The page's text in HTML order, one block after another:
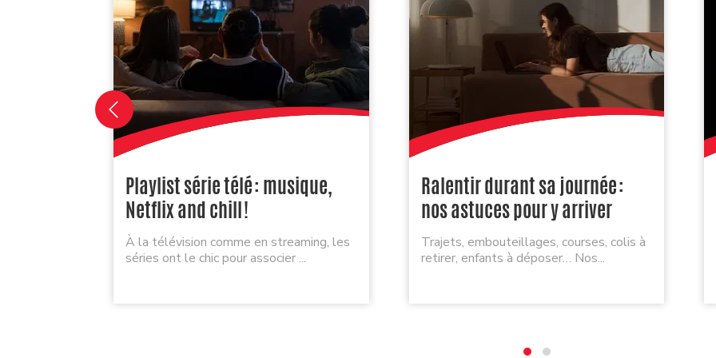
Playlist série télé : musique,
Netflix and chill !
À la télévision comme en streaming, les
séries ont le chic pour associer ...
Ralentir durant sa journée :
nos astuces pour y arriver
Trajets, embouteillages, courses, colis à
retirer, enfants à déposer… Nos...